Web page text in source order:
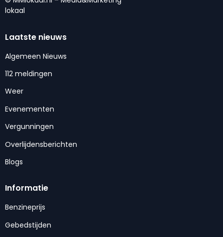
lokaal
Laatste nieuws
Algemeen Nieuws
112 meldingen
Weer
Evenementen
Vergunningen
Overlijdensberichten
Blogs
Informatie
Benzineprijs
Gebedstijden